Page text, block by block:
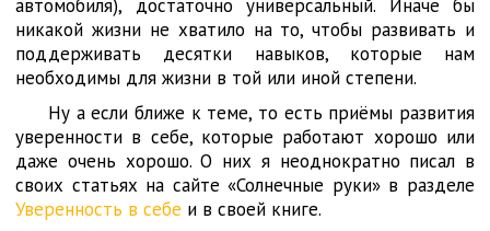
автомобиля), достаточно универсальный. Иначе бы
никакой жизни не хватило на то, чтобы развивать и
поддерживать десятки навыков, которые нам
необходимы для жизни в той или иной степени.
Ну а если ближе к теме, то есть приёмы развития
уверенности в себе, которые работают хорошо или
даже очень хорошо. О них я неоднократно писал в
своих статьях на сайте «Солнечные руки» в разделе
Уверенность в себе и в своей книге.